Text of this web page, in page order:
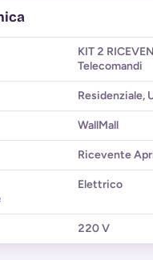
KIT 2
Telecomandi
Residenziale,
WallMall
Ricevente
Elettrico
220 V